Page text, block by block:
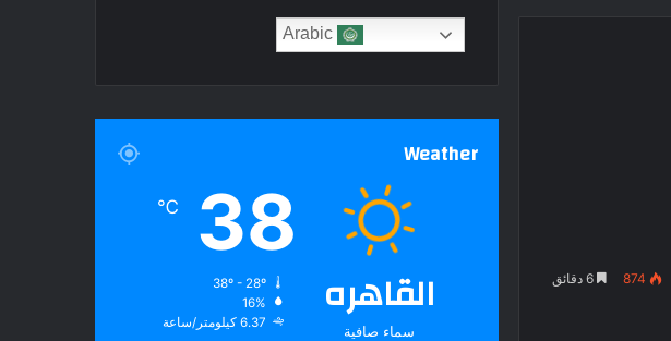
874
Arabic
Weather
القاهره
سماء صافية
38
℃
16%
6.37 كيلومتر/ساعة